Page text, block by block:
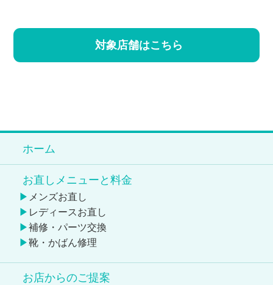
対象店舗はこちら
ホーム
お直しメニューと料金
メンズお直し
レディースお直し
補修・パーツ交換
靴・かばん修理
お店からのご提案